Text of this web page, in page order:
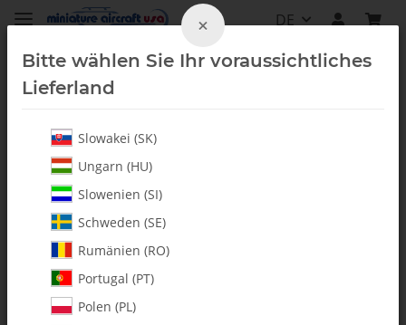
DE
Whiplash-G II
×
Bitte wählen Sie Ihr voraussichtliches
Lieferland
Slowakei (SK)
Ungarn (HU)
Slowenien (SI)
Schweden (SE)
Rumänien (RO)
Portugal (PT)
Polen (PL)